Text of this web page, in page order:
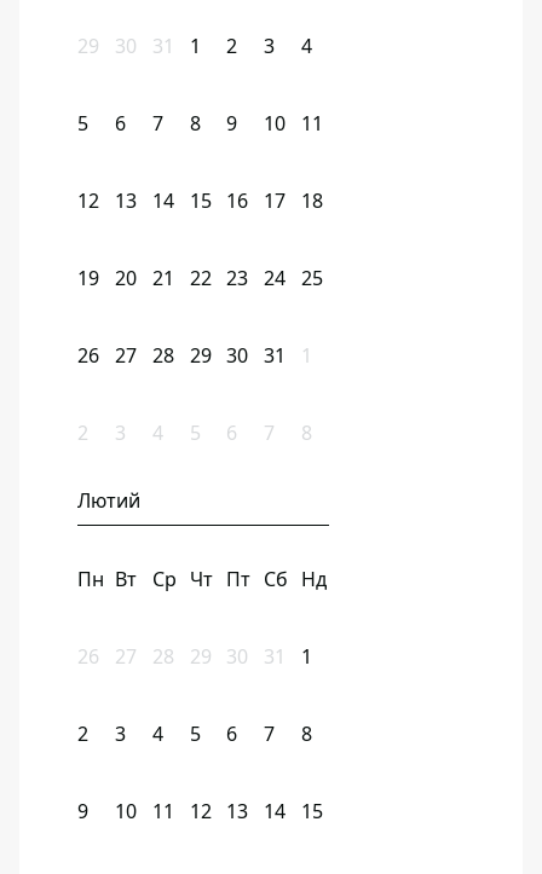
29 30 31 1 2 3 4
5 6 7 8 9 10 11
12 13 14 15 16 17 18
19 20 21 22 23 24 25
26 27 28 29 30 31 1
2 3 4 5 6 7 8
Лютий
Пн Вт Ср Чт Пт Сб Нд
26 27 28 29 30 31 1
2 3 4 5 6 7 8
9 10 11 12 13 14 15